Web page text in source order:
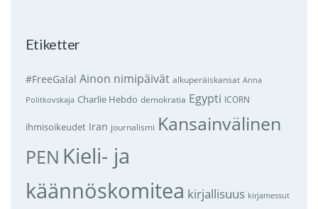
Etiketter
#FreeGalal Ainon nimipäivät alkuperäiskansat Anna
Politkovskaja Charlie Hebdo demokratia Egypti ICORN
ihmisoikeudet Iran journalismi Kansainvälinen
PEN Kieli- ja
käännöskomitea kirjallisuus kirjamessut